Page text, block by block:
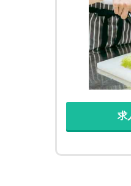
場です
住み込み
求